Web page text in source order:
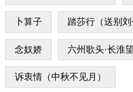
卜算子 踏莎行（送别刘
念奴娇 六州歌头·长淮
诉衷情（中秋不见月）